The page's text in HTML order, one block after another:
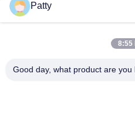
la produzione alimentare di
della luna
Linea di produzione Encrusting
Patty
8:55
Good day, what product are you